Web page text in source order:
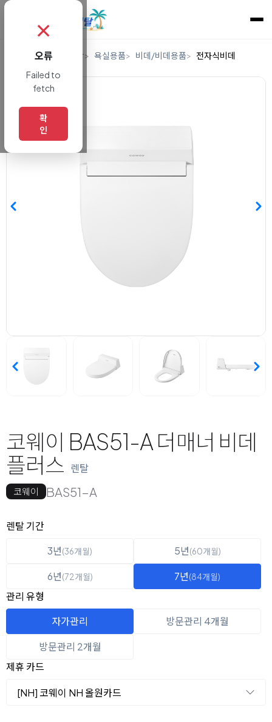
렌탈 생활/건강 욕실용품 비데/비데용품 전자식비데
코웨이 BAS51-A 더매너 비데
플러스 렌탈
코웨이 BAS51-A
옵션 선택
렌탈 선택
렌탈 기간
3년(36개월) 5년(60개월)
6년(72개월) 7년(84개월)
관리 유형
자가관리
방문관리 4개월
방문관리 2개월
제휴 카드
[NH] 코웨이 NH 올원카드
✗
오류
Failed to
fetch
확
인